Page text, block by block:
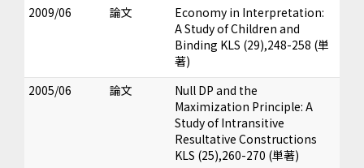
2009/06
論文
Economy in Interpretation:
A Study of Children and
Binding KLS (29),248-258 (単
著)
2005/06
論文
Null DP and the
Maximization Principle: A
Study of Intransitive
Resultative Constructions
KLS (25),260-270 (単著)